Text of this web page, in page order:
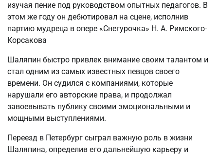
изучая пение под руководством опытных педагогов. В
этом же году он дебютировал на сцене, исполнив
партию мудреца в опере «Снегурочка» Н. А. Римского-
Корсакова
Шаляпин быстро привлек внимание своим талантом и
стал одним из самых известных певцов своего
времени. Он судился с компаниями, которые
нарушали его авторские права, и продолжал
завоевывать публику своими эмоциональными и
мощными выступлениями.
Переезд в Петербург сыграл важную роль в жизни
Шаляпина, определив его дальнейшую карьеру и